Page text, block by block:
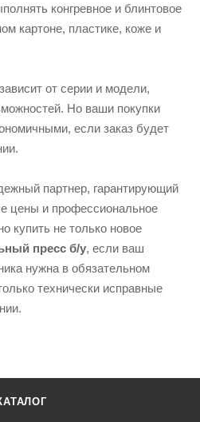
конгревное и блинтовое
картоне, пластике, коже и
зависит от серии и модели,
Но ваши покупки
если заказ будет
партнер, гарантирующий
цены и профессиональное
купить не только новое
пресс б/у, если ваш
нужна в обязательном
технически исправные